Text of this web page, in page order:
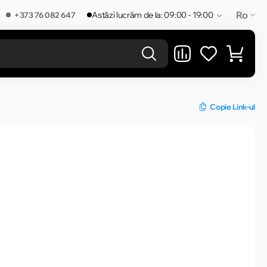
+373 76 082 647 Astăzi lucrăm de la: 09:00 - 19:00 Ro
Copie Link-ul